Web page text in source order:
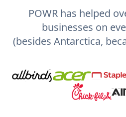
POWR has helped
businesses on
(besides Antarctica,